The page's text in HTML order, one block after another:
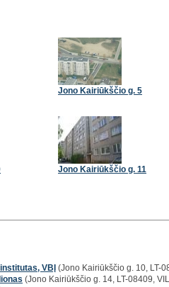
Jono Kairiūkščio g. 5
Jono Kairiūkščio g. 11
VBĮ (Jono Kairiūkščio g. 10, LT-
(Jono Kairiūkščio g. 14, LT-08409,